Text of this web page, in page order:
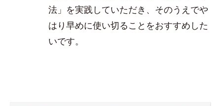
法」を実践していただき、そのうえでや
はり早めに使い切ることをおすすめした
いです。